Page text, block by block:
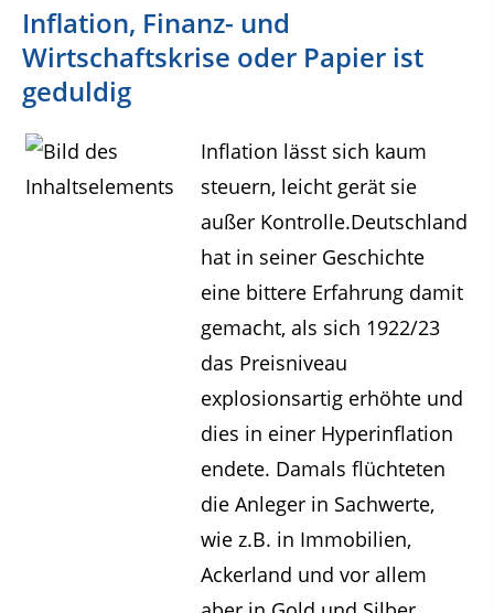
Inflation, Finanz- und
Wirtschaftskrise oder Papier ist
geduldig
Inflation lässt sich kaum
steuern, leicht gerät sie
außer Kontrolle.Deutschland
hat in seiner Geschichte
eine bittere Erfahrung damit
gemacht, als sich 1922/23
das Preisniveau
explosionsartig erhöhte und
dies in einer Hyperinflation
endete. Damals flüchteten
die Anleger in Sachwerte,
wie z.B. in Immobilien,
Ackerland und vor allem